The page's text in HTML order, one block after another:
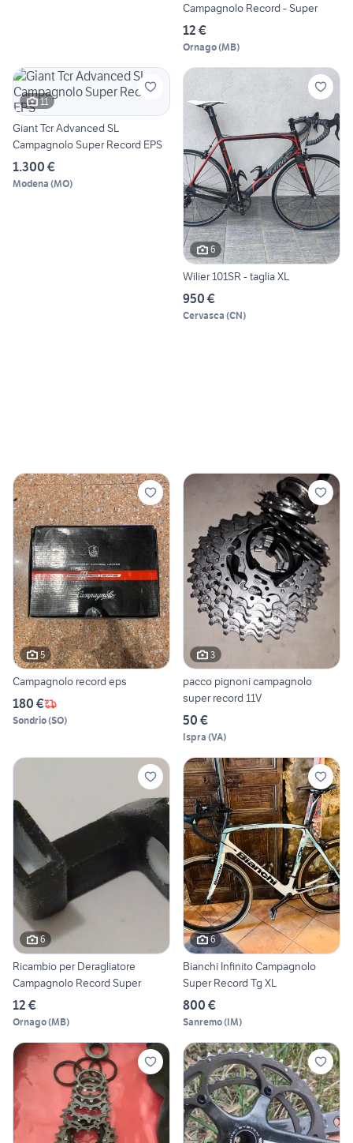
Campagnolo Record - Super
12 €
Ornago(MB)
11
Giant Tcr Advanced SL
Campagnolo Super Record EPS
1.300 €
Modena (MO)
6
Wilier 101SR - taglia XL
950 €
Cervasca (CN)
5
Campagnolo record eps
180 €
Sondrio(SO)
3
pacco pignoni campagnolo
super record 11V
50 €
Ispra (VA)
6
Ricambio per Deragliatore
Campagnolo Record Super
12 €
Ornago(MB)
6
Bianchi Infinito Campagnolo
Super Record Tg XL
800 €
Sanremo(IM)